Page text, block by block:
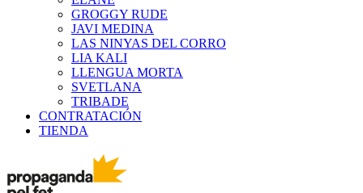
GROGGY RUDE
JAVI MEDINA
LAS NINYAS DEL CORRO
LIA KALI
LLENGUA MORTA
SVETLANA
TRIBADE
CONTRATACIÓN
TIENDA